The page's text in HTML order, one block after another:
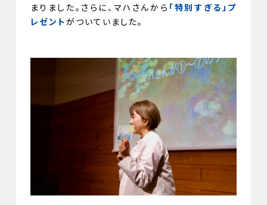
まりました。さらに、マハさんから 「特別すぎる」プ
レゼントがついていました。